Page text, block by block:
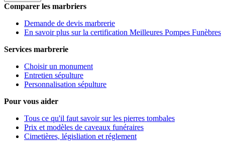
Comparer les marbriers
Demande de devis marbrerie
En savoir plus sur la certification Meilleures Pompes Funèbres
Services marbrerie
Choisir un monument
Entretien sépulture
Personnalisation sépulture
Pour vous aider
Tous ce qu'il faut savoir sur les pierres tombales
Prix et modèles de caveaux funéraires
Cimetières, législiation et réglement